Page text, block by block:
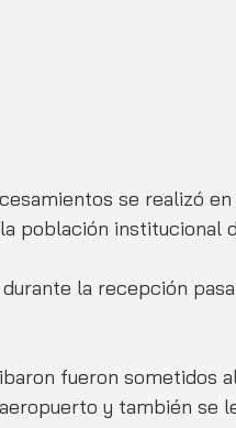
se realizó
población institucional
la recepción
fueron sometidos
y también se